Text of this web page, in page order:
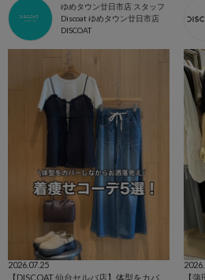
ゆめタウン廿日市店 スタッフ
Discoat ゆめタウン廿日市店
DISCOAT
2026.07.25